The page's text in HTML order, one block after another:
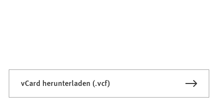
vCard herunterladen (.vcf)